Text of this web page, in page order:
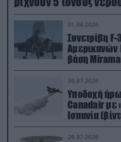
01.08.2026
Συνετρίβη
Αμερικανών
βάση
30.07.2026
Υποδοχή
Canadair με
Ισπανία
29.07.2026